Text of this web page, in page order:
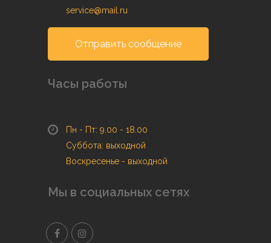
service@mail.ru
Отправить сообщение
Часы работы
Пн - Пт: 9.00 - 18.00
Суббота: выходной
Воскресенье - выходной
Мы в социальных сетях